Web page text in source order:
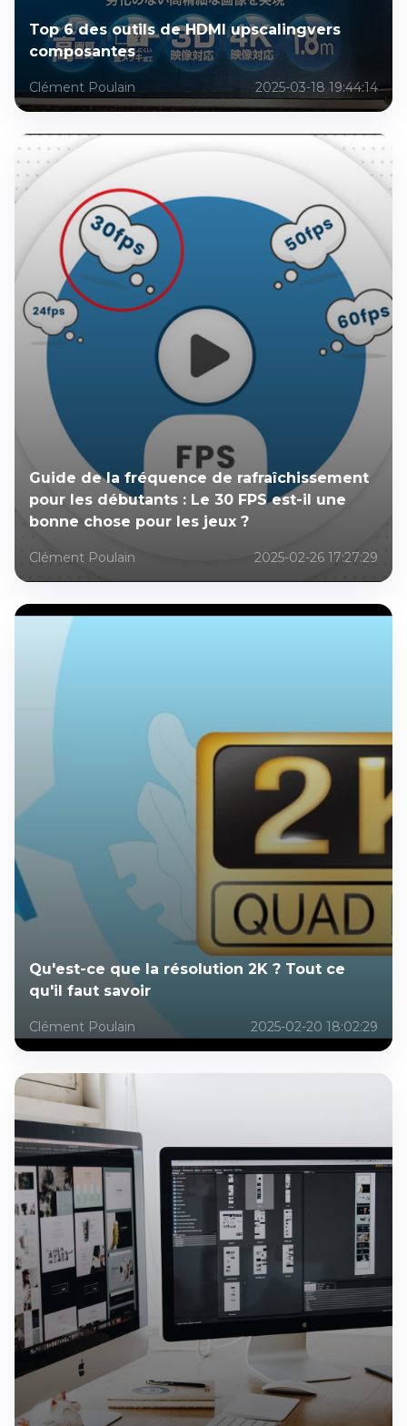
Top 6 des outils de HDMI upscalingvers
composantes
Clément Poulain 2025-03-18 19:44:14
Guide de la fréquence de rafraîchissement
pour les débutants : Le 30 FPS est-il une
bonne chose pour les jeux ?
Clément Poulain 2025-02-26 17:27:29
Qu'est-ce que la résolution 2K ? Tout ce
qu'il faut savoir
Clément Poulain 2025-02-20 18:02:29